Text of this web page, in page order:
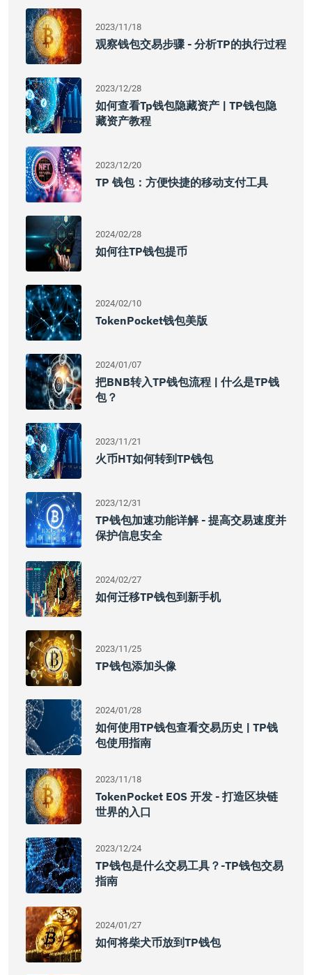
2023/11/18
观察钱包交易步骤 - 分析TP的执行过程
2023/12/28
如何查看tp钱包隐藏资产 | TP钱包隐
藏资产教程
2023/12/20
TP 钱包：方便快捷的移动支付工具
2024/02/28
如何往TP钱包提币
2024/02/10
TokenPocket钱包美版
2024/01/07
把BNB转入TP钱包流程 | 什么是TP钱
包？
2023/11/21
火币HT如何转到TP钱包
2023/12/31
TP钱包加速功能详解 - 提高交易速度并
保护信息安全
2024/02/27
如何迁移TP钱包到新手机
2023/11/25
TP钱包添加头像
2024/01/28
如何使用TP钱包查看交易历史 | TP钱
包使用指南
2023/11/18
TokenPocket EOS 开发 - 打造区块链
世界的入口
2023/12/24
TP钱包是什么交易工具？-TP钱包交易
指南
2024/01/27
如何将柴犬币放到TP钱包